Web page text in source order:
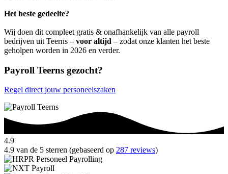
Het beste gedeelte?
Wij doen dit compleet gratis & onafhankelijk van alle payroll
bedrijven uit Teerns – voor altijd – zodat onze klanten het beste
geholpen worden in 2026 en verder.
Payroll Teerns gezocht?
Regel direct jouw personeelszaken
4.9
4.9 van de 5 sterren (gebaseerd op 287 reviews)